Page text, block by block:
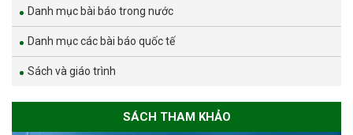
Danh mục bài báo trong nước
Danh mục các bài báo quốc tế
Sách và giáo trình
SÁCH THAM KHẢO